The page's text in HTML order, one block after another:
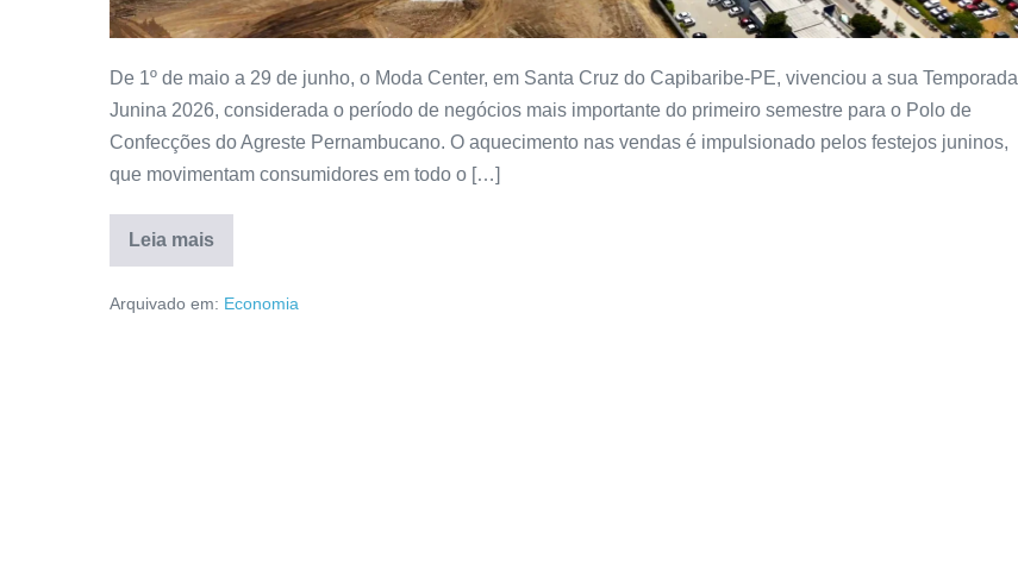
De 1º de maio a 29 de junho, o Moda Center, em Santa Cruz do Capibaribe-PE, vivenciou a sua Temporada
Junina 2026, considerada o período de negócios mais importante do primeiro semestre para o Polo de
Confecções do Agreste Pernambucano. O aquecimento nas vendas é impulsionado pelos festejos juninos,
que movimentam consumidores em todo o […]
Leia mais
Arquivado em: Economia